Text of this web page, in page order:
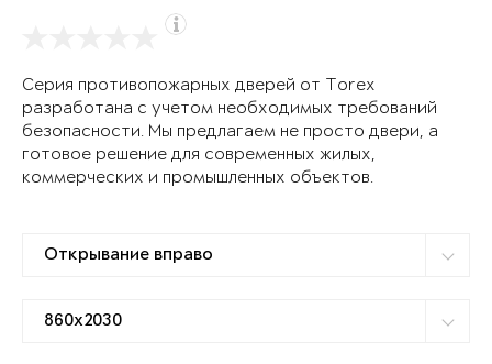
Серия противопожарных дверей от Torex
разработана с учетом необходимых требований
безопасности. Мы предлагаем не просто двери, а
готовое решение для современных жилых,
коммерческих и промышленных объектов.